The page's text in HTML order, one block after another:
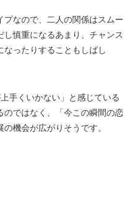
なので、二人の関係はスムー
慎重になるあまり、チャンス
ったりすることもしばし
手くいかない」と感じている
のではなく、「今この瞬間の恋
機会が広がりそうです。